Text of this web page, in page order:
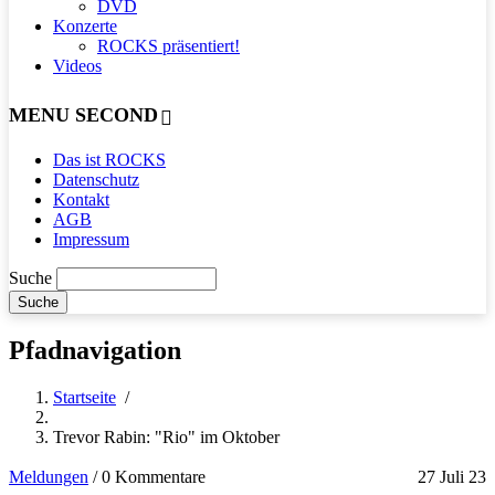
DVD
Konzerte
ROCKS präsentiert!
Videos
MENU SECOND
Das ist ROCKS
Datenschutz
Kontakt
AGB
Impressum
Suche
Pfadnavigation
Startseite /
Trevor Rabin: "Rio" im Oktober
Meldungen 27 Juli 23
/0 Kommentare